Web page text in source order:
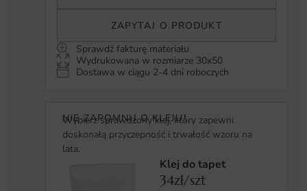
ZAPYTAJ O PRODUKT
Sprawdź fakturę materiału
Wydrukowana w rozmiarze 30x50
Dostawa w ciągu 2-4 dni roboczych
NIE ZAPOMNIJ O KLEJU!
Wybierz sprawdzony klej, który zapewni
doskonałą przyczepność i trwałość wzoru na
lata.
Klej do tapet
34zł/szt